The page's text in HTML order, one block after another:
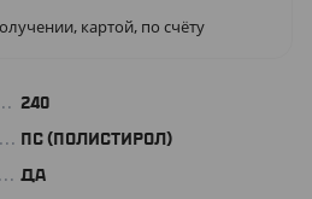
картой, по счёту
240
ПС (ПОЛИСТИРОЛ)
ДА